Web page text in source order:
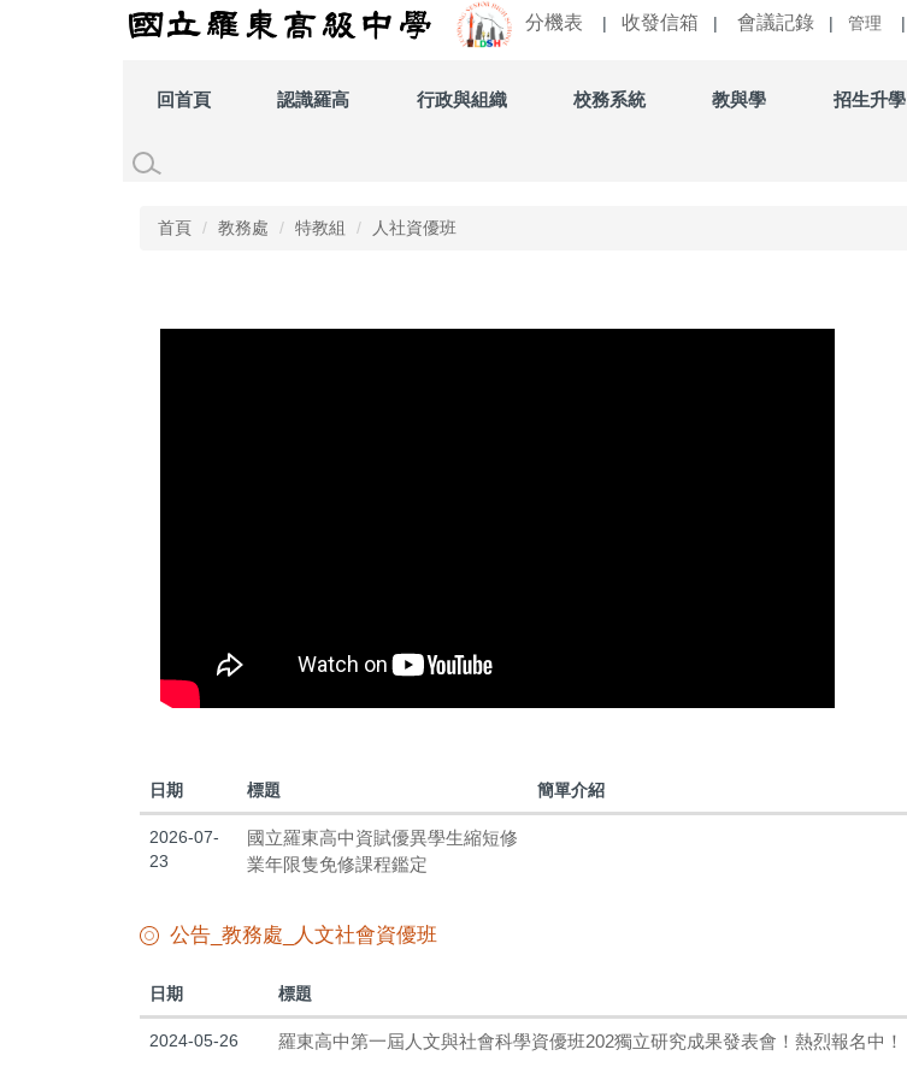
分機表 收發信箱 會議記錄 管理
回首頁 認識羅高 行政與組織 校務系統 教與學 招生升學
首頁 教務處 特教組 人社資優班
日期 標題 簡單介紹
2026-07-
23
國立羅東高中資賦優異學生縮短修
業年限隻免修課程鑑定
公告_教務處_人文社會資優班
日期 標題
2024-05-26 羅東高中第一屆人文與社會科學資優班202獨立研究成果發表會！熱烈報名中！